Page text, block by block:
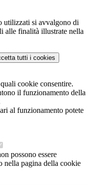
utilizzati si avvalgono di
alle finalità illustrate nella
tutti i cookies
cookie consentire.
il funzionamento della
al funzionamento potete
possono essere
nella pagina della cookie